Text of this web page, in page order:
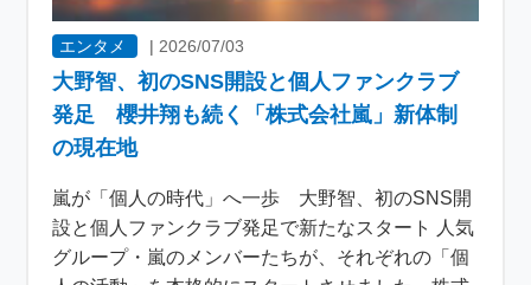
エンタメ | 2026/07/03
大野智、初のSNS開設と個人ファンクラブ
発足 櫻井翔も続く「株式会社嵐」新体制
の現在地
嵐が「個人の時代」へ一歩 大野智、初のSNS開
設と個人ファンクラブ発足で新たなスタート 人気
グループ・嵐のメンバーたちが、それぞれの「個